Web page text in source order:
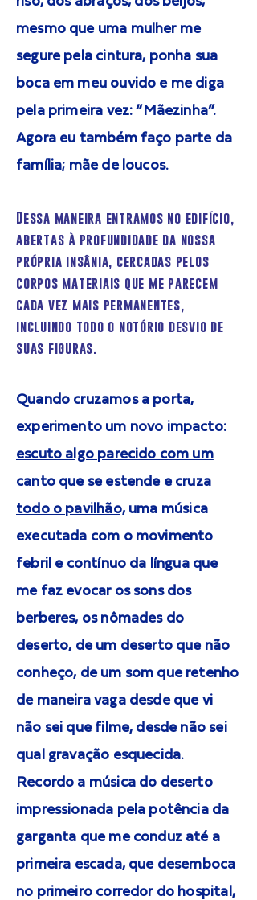
mesmo que uma mulher me
segure pela cintura, ponha sua
boca em meu ouvido e me diga
pela primeira vez: “Mãezinha”.
Agora eu também faço parte da
família; mãe de loucos.
Dessa maneira entramos no edifício,
abertas à profundidade da nossa
própria insânia, cercadas pelos
corpos materiais que me parecem
cada vez mais permanentes,
incluindo todo o notório desvio de
suas figuras.
Quando cruzamos a porta,
experimento um novo impacto:
escuto algo parecido com um
canto que se estende e cruza
todo o pavilhão,uma música
executada com o movimento
febril e contínuo da língua que
me faz evocar os sons dos
berberes, os nômades do
deserto, de um deserto que não
conheço, de um som que retenho
de maneira vaga desde que vi
não sei que filme, desde não sei
qual gravação esquecida.
Recordo a música do deserto
impressionada pela potência da
garganta que me conduz até a
primeira escada, que desemboca
no primeiro corredor do hospital,